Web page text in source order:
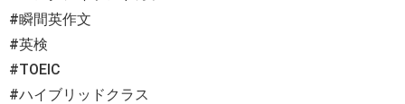
#瞬間英作文
#英検
#TOEIC
#ハイブリッドクラス